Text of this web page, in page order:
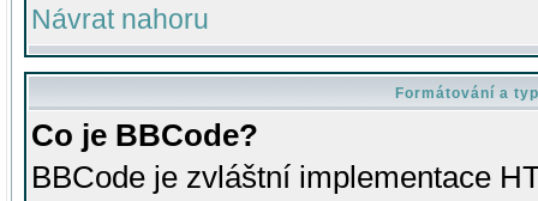
Návrat nahoru
Formátování a
Co je BBCode?
BBCode je zvláštní implementace